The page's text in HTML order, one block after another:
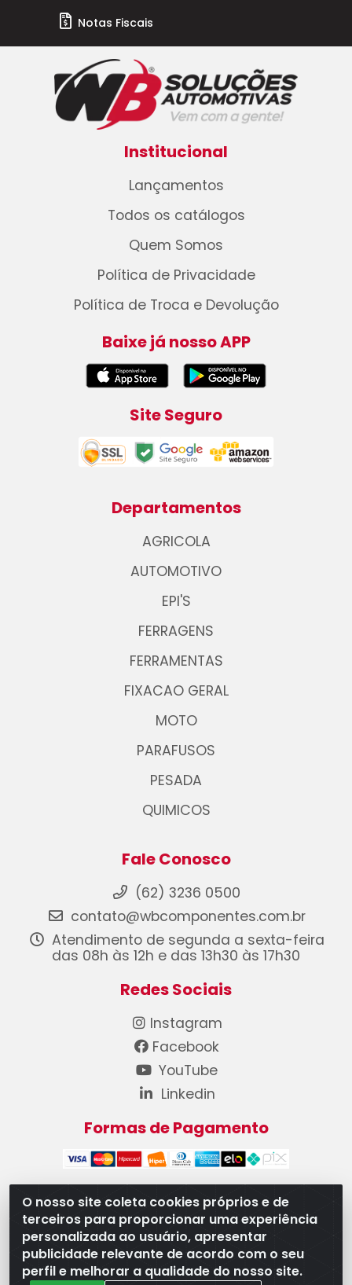
O nosso site coleta cookies próprios e de
terceiros para proporcionar uma experiência
personalizada ao usuário, apresentar
publicidade relevante de acordo com o seu
perfil e melhorar a qualidade do nosso site.
Notas Fiscais
Institucional
Lançamentos
Todos os catálogos
Quem Somos
Política de Privacidade
Política de Troca e Devolução
Baixe já nosso APP
Site Seguro
Departamentos
AGRICOLA
AUTOMOTIVO
EPI'S
FERRAGENS
FERRAMENTAS
FIXACAO GERAL
MOTO
PARAFUSOS
PESADA
QUIMICOS
Fale Conosco
(62) 3236 0500
contato@wbcomponentes.com.br
Atendimento de segunda a sexta-feira
das 08h às 12h e das 13h30 às 17h30
Redes Sociais
Instagram
Facebook
YouTube
Linkedin
Formas de Pagamento
WB Componentes Automotivos LTDA - CNPJ
08.528.393/0001-12 - Rua do Níquel, 667 - Parque
Oeste Industrial, Goiânia/GO - CEP 74375-660